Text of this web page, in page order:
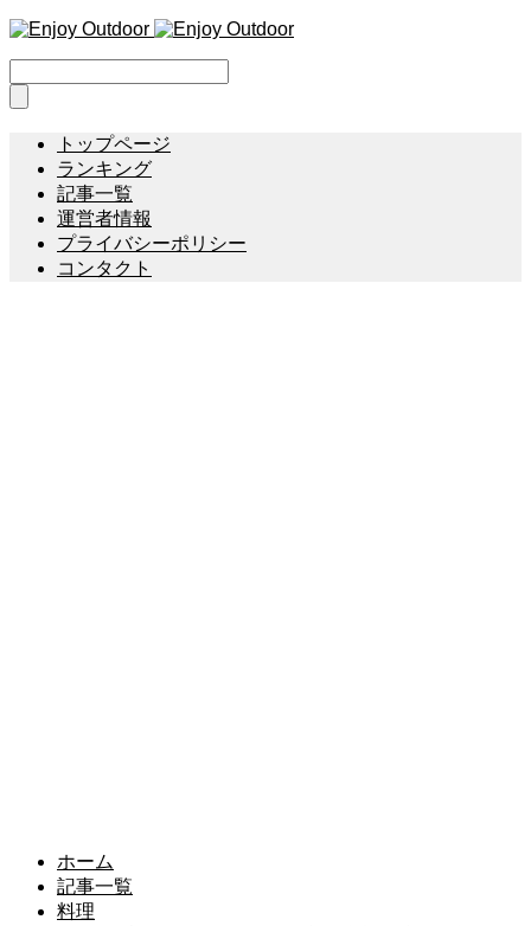
トップページ
ランキング
記事一覧
運営者情報
プライバシーポリシー
コンタクト
ホーム
記事一覧
料理